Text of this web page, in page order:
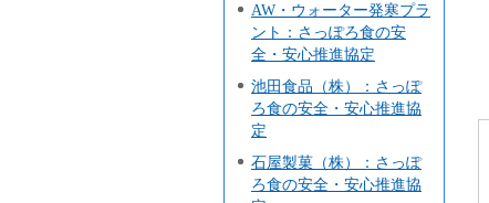
AW・ウォーター発寒プラ
ント：さっぽろ食の安
全・安心推進協定
池田食品（株）：さっぽ
ろ食の安全・安心推進協
定
石屋製菓（株）：さっぽ
ろ食の安全・安心推進協